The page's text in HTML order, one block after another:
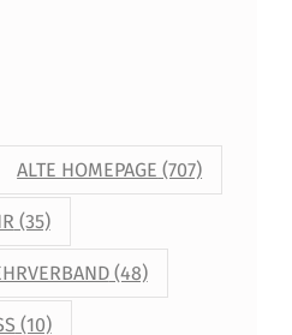
ALTE HOMEPAGE (707)
(35)
(48)
(10)